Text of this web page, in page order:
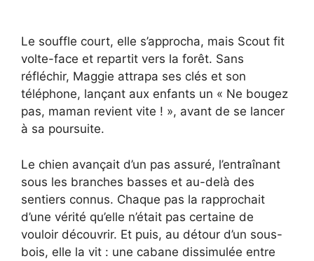
Le souffle court, elle s’approcha, mais Scout fit
volte-face et repartit vers la forêt. Sans
réfléchir, Maggie attrapa ses clés et son
téléphone, lançant aux enfants un « Ne bougez
pas, maman revient vite ! », avant de se lancer
à sa poursuite.
Le chien avançait d’un pas assuré, l’entraînant
sous les branches basses et au-delà des
sentiers connus. Chaque pas la rapprochait
d’une vérité qu’elle n’était pas certaine de
vouloir découvrir. Et puis, au détour d’un sous-
bois, elle la vit : une cabane dissimulée entre